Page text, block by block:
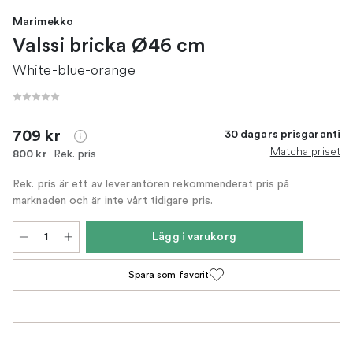
Marimekko
Valssi bricka Ø46 cm
White-blue-orange
709 kr
800 kr Rek. pris
30 dagars prisgaranti
Matcha priset
Rek. pris är ett av leverantören rekommenderat pris på
marknaden och är inte vårt tidigare pris.
Lägg i varukorg
Spara som favorit